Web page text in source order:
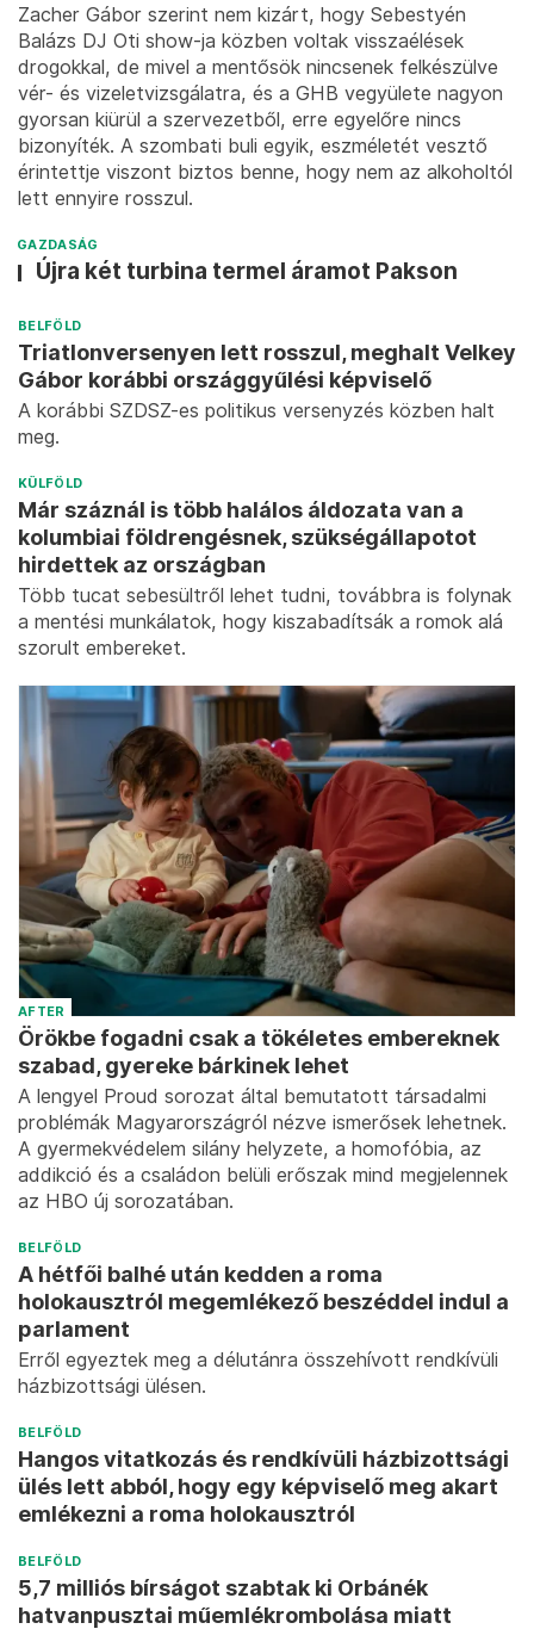
Zacher Gábor szerint nem kizárt, hogy Sebestyén
Balázs DJ Oti show-ja közben voltak visszaélések
drogokkal, de mivel a mentősök nincsenek felkészülve
vér- és vizeletvizsgálatra, és a GHB vegyülete nagyon
gyorsan kiürül a szervezetből, erre egyelőre nincs
bizonyíték. A szombati buli egyik, eszméletét vesztő
érintettje viszont biztos benne, hogy nem az alkoholtól
lett ennyire rosszul.
GAZDASÁG
Újra két turbina termel áramot Pakson
BELFÖLD
Triatlonversenyen lett rosszul, meghalt Velkey
Gábor korábbi országgyűlési képviselő
A korábbi SZDSZ-es politikus versenyzés közben halt
meg.
KÜLFÖLD
Már száznál is több halálos áldozata van a
kolumbiai földrengésnek, szükségállapotot
hirdettek az országban
Több tucat sebesültről lehet tudni, továbbra is folynak
a mentési munkálatok, hogy kiszabadítsák a romok alá
szorult embereket.
AFTER
Örökbe fogadni csak a tökéletes embereknek
szabad, gyereke bárkinek lehet
A lengyel Proud sorozat által bemutatott társadalmi
problémák Magyarországról nézve ismerősek lehetnek.
A gyermekvédelem silány helyzete, a homofóbia, az
addikció és a családon belüli erőszak mind megjelennek
az HBO új sorozatában.
BELFÖLD
A hétfői balhé után kedden a roma
holokausztról megemlékező beszéddel indul a
parlament
Erről egyeztek meg a délutánra összehívott rendkívüli
házbizottsági ülésen.
BELFÖLD
Hangos vitatkozás és rendkívüli házbizottsági
ülés lett abból, hogy egy képviselő meg akart
emlékezni a roma holokausztról
BELFÖLD
5,7 milliós bírságot szabtak ki Orbánék
hatvanpusztai műemlékrombolása miatt